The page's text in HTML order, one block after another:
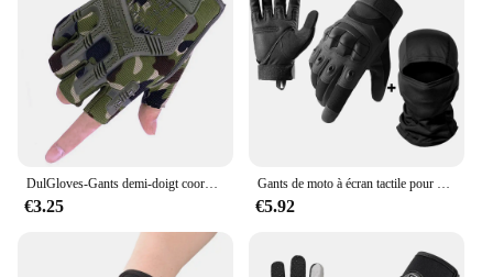
DulGloves-Gants demi-doigt coordonnants pour hommes, équipement de protection, doigt complet, paintball, airsoft, saut de tir, vélo
€3.25
Gants de moto à écran tactile pour hommes, gants d'équitation de motocross, équipement de protection, doigt complet, noir
€5.92